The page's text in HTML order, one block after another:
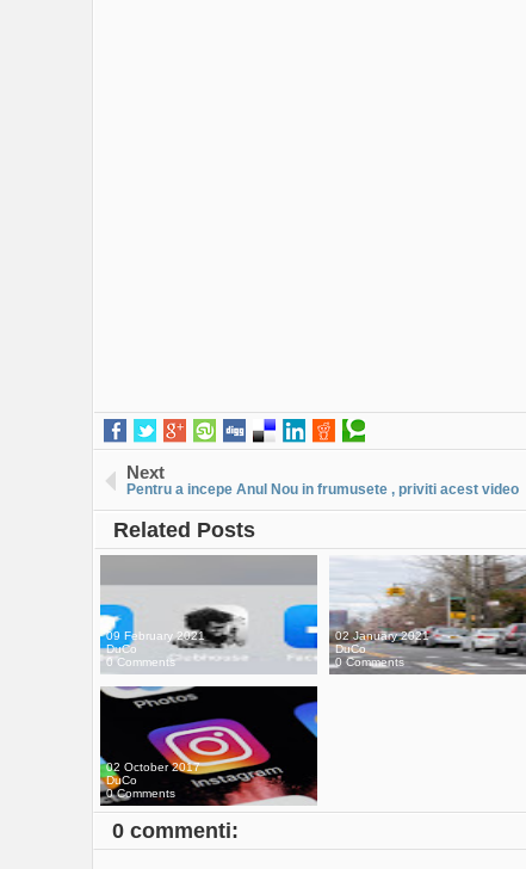
Next
Pentru a incepe Anul Nou in frumusete , priviti acest video
Related Posts
09 February 2021
DuCo
0 Comments
02 January 2021
DuCo
0 Comments
02 October 2017
DuCo
0 Comments
0 commenti: